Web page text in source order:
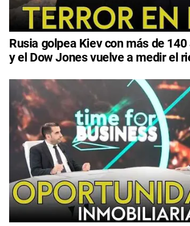
Rusia golpea Kiev con más de
y el Dow Jones vuelve a medir el